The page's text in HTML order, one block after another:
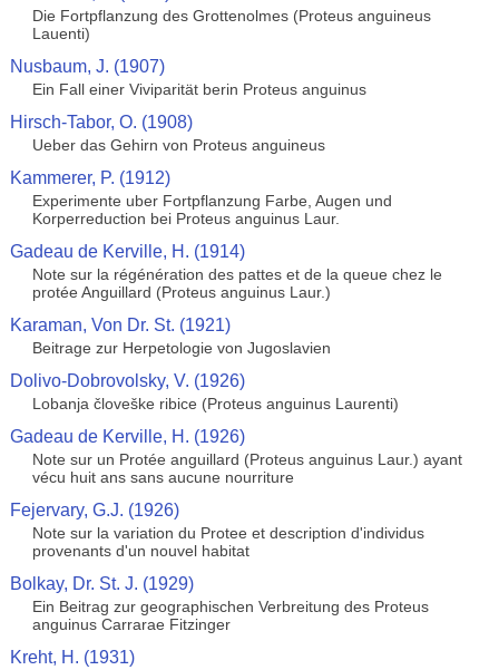
Die Fortpflanzung des Grottenolmes (Proteus anguineus
Lauenti)
Nusbaum, J. (1907)
Ein Fall einer Viviparität berin Proteus anguinus
Hirsch-Tabor, O. (1908)
Ueber das Gehirn von Proteus anguineus
Kammerer, P. (1912)
Experimente uber Fortpflanzung Farbe, Augen und
Korperreduction bei Proteus anguinus Laur.
Gadeau de Kerville, H. (1914)
Note sur la régénération des pattes et de la queue chez le
protée Anguillard (Proteus anguinus Laur.)
Karaman, Von Dr. St. (1921)
Beitrage zur Herpetologie von Jugoslavien
Dolivo-Dobrovolsky, V. (1926)
Lobanja človeške ribice (Proteus anguinus Laurenti)
Gadeau de Kerville, H. (1926)
Note sur un Protée anguillard (Proteus anguinus Laur.) ayant
vécu huit ans sans aucune nourriture
Fejervary, G.J. (1926)
Note sur la variation du Protee et description d'individus
provenants d'un nouvel habitat
Bolkay, Dr. St. J. (1929)
Ein Beitrag zur geographischen Verbreitung des Proteus
anguinus Carrarae Fitzinger
Kreht, H. (1931)